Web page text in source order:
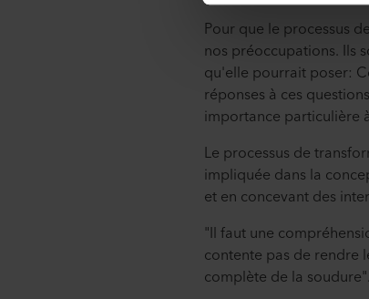
Pour que le processus
nos préoccupations. Ils
qu'elle pourrait poser:
réponses à ces
importance particulière
Le processus de
impliquée dans la
et en concevant des
"Il faut une
contente pas de rendre
complète de la soudure".